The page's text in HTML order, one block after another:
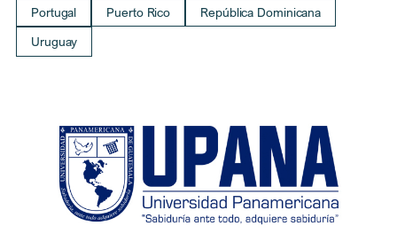
Portugal
Puerto Rico
República Dominicana
Uruguay